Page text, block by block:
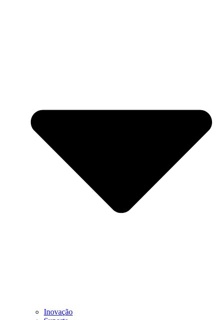
Inovação